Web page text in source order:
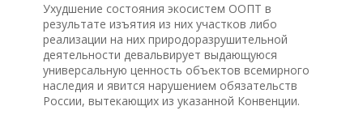
Ухудшение состояния экосистем ООПТ в
результате изъятия из них участков либо
реализации на них природоразрушительной
деятельности девальвирует выдающуюся
универсальную ценность объектов всемирного
наследия и явится нарушением обязательств
России, вытекающих из указанной Конвенции.